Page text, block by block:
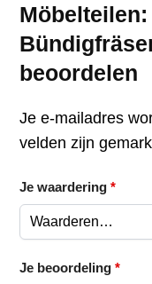
beoordelen
Je e-mailadres
velden zijn
Je waardering *
Je beoordeling *